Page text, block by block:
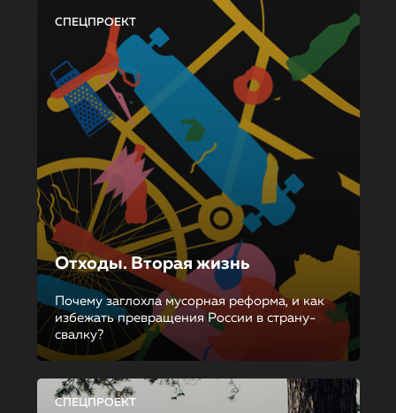
СПЕЦПРОЕКТ
Отходы. Вторая жизнь
Почему заглохла мусорная реформа, и как
избежать превращения России в страну-
свалку?
СПЕЦПРОЕКТ